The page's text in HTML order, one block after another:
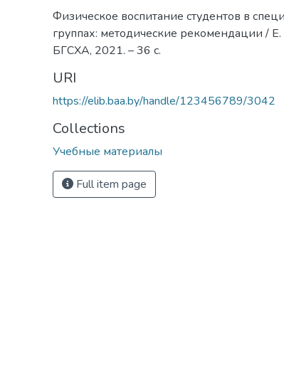
Физическое воспитание студентов в
группах: методические рекомендации /
БГСХА, 2021. – 36 с.
URI
https://elib.baa.by/handle/123456789/3042
Collections
Учебные материалы
Full item page